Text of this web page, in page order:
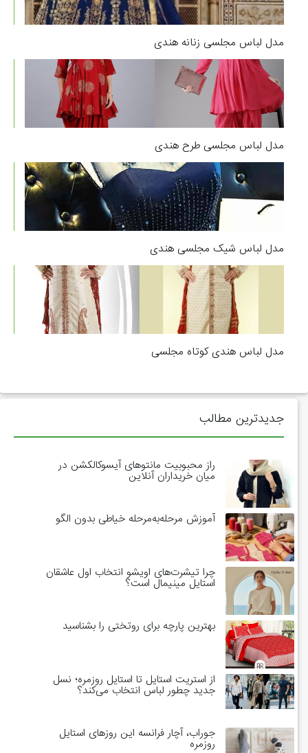
مدل لباس مجلسی زنانه هندی
مدل لباس مجلسی طرح هندی
مدل لباس شیک مجلسی هندی
مدل لباس هندی کوتاه مجلسی
جدیدترین مطالب
راز محبوبیت مانتوهای آیسوکالکشن در
میان خریداران آنلاین
آموزش مرحله‌به‌مرحله خیاطی بدون الگو
چرا تیشرت‌های اویشو انتخاب اول عاشقان
استایل مینیمال است؟
بهترین پارچه برای روتختی را بشناسید
از استریت استایل تا استایل روزمره؛ نسل
جدید چطور لباس انتخاب می‌کند؟
جوراب، آچار فرانسه این روزهای استایل
روزمره